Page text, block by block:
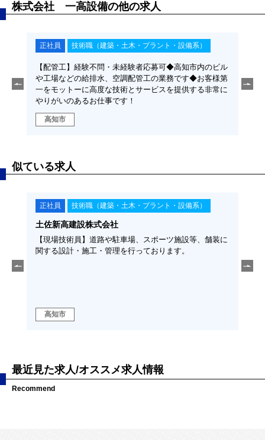
株式会社 一高設備の他の求人
◆お
る
正社員 技術職（建築・土木・プラント・設備系）
【配管工】経験不問・未経験者応募可◆高知市内のビル
や工場などの給排水、空調配管工の業務です◆お客様第
一をモットーに高度な技術とサービスを提供する非常に
やりがいのあるお仕事です！
高知市
生設
客様
似ている求人
こ
！
正社員 技術職（建築・土木・プラント・設備系）
土佐新高建設株式会社
【現場技術員】道路や駐車場、スポーツ施設等、舗装に
関する設計・施工・管理を行っております。
高知市
勤可
ラの
最近見た求人/オススメ求人情報
Recommend